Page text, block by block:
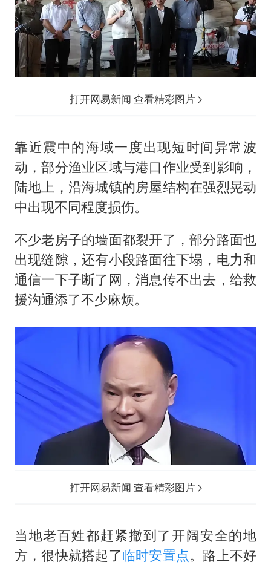
打开网易新闻 查看精彩图片
靠近震中的海域一度出现短时间异常波
动，部分渔业区域与港口作业受到影响，
陆地上，沿海城镇的房屋结构在强烈晃动
中出现不同程度损伤。
不少老房子的墙面都裂开了，部分路面也
出现缝隙，还有小段路面往下塌，电力和
通信一下子断了网，消息传不出去，给救
援沟通添了不少麻烦。
打开网易新闻 查看精彩图片
当地老百姓都赶紧撤到了开阔安全的地
方，很快就搭起了临时安置点。路上不好